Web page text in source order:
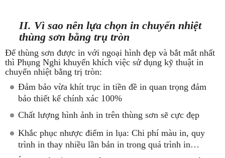
II. Vì sao nên lựa chọn in chuyển nhiệt
thùng sơn bằng trụ tròn
Để thùng sơn được in với ngoại hình đẹp và bắt mắt nhất
thì Phụng Nghi khuyến khích việc sử dụng kỹ thuật in
chuyển nhiệt bằng trị tròn:
Đảm bảo vừa khít trục in tiền đề in quan trọng đảm
bảo thiết kế chính xác 100%
Chất lượng hình ảnh in trên thùng sơn sẽ cực đẹp
Khắc phục nhược điểm in lụa: Chi phí màu in, quy
trình in thay nhiều lần bản in trong quá trình in…